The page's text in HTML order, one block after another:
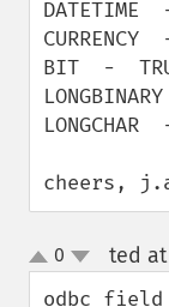
BIT  -
cheers,
up
down
0 ted